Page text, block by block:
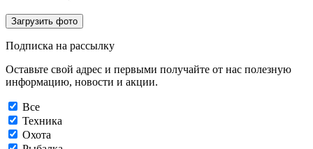
Загрузить фото
Подписка на рассылку
Оставьте свой адрес и первыми получайте от нас полезную
информацию, новости и акции.
Все
Техника
Охота